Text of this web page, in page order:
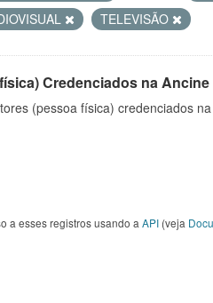
TELEVISÃO
Credenciados na Ancine
(pessoa física) credenciados
a esses registros usando a API (veja